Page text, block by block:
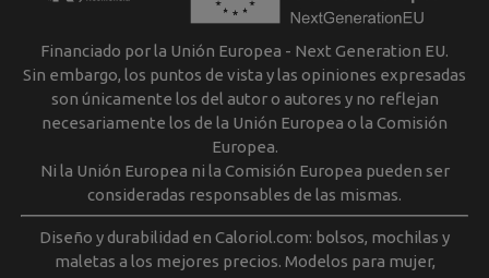
Financiado por la Unión Europea - Next Generation EU.
Sin embargo, los puntos de vista y las opiniones expresadas
son únicamente los del autor o autores y no reflejan
necesariamente los de la Unión Europea o la Comisión
Europea.
Ni la Unión Europea ni la Comisión Europea pueden ser
consideradas responsables de las mismas.
Diseño y durabilidad en Caloriol.com: bolsos, mochilas y
maletas a los mejores precios. Modelos para mujer,